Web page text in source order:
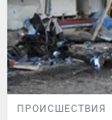
ПРОИСШЕСТВИЯ